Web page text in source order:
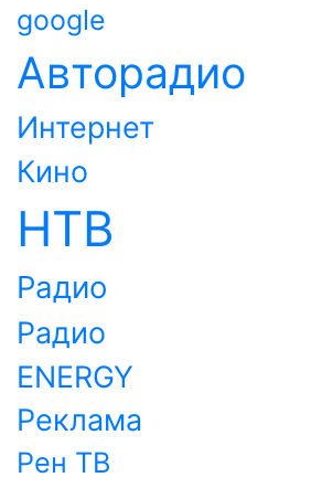
google
Авторадио
Интернет
Кино
НТВ
Радио
Радио
ENERGY
Реклама
Рен ТВ